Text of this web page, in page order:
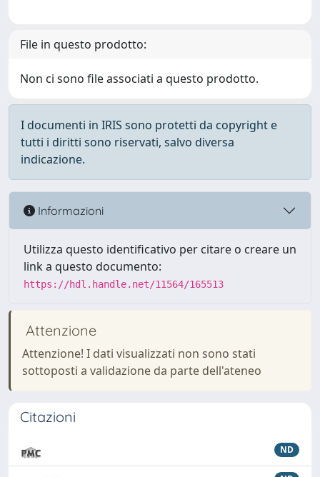
File in questo prodotto:
Non ci sono file associati a questo prodotto.
I documenti in IRIS sono protetti da copyright e
tutti i diritti sono riservati, salvo diversa
indicazione.
Informazioni
Utilizza questo identificativo per citare o creare un
link a questo documento:
https://hdl.handle.net/11564/165513
Attenzione
Attenzione! I dati visualizzati non sono stati
sottoposti a validazione da parte dell'ateneo
Citazioni
ND